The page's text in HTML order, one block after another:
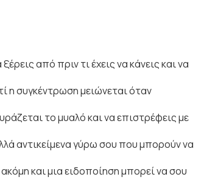
από πριν τι έχεις να κάνεις και να
η συγκέντρωση μειώνεται όταν
το μυαλό και να επιστρέφεις με
αντικείμενα γύρω σου που μπορούν να
και μια ειδοποίηση μπορεί να σου